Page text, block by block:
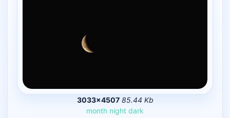
3033×4507 85.44 Kb
month night dark